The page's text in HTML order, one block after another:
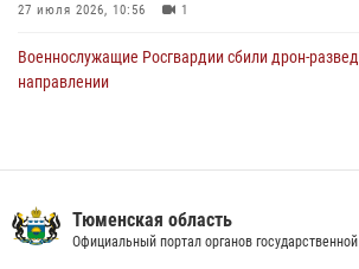
27 июля 2026, 10:56 1
Военнослужащие Росгвардии сбили дрон-
направлении
03 августа 2026, 07:23 1
Тюменская область
Официальный портал органов